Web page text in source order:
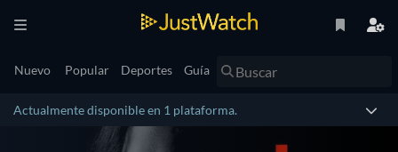
Nuevo Popular Deportes Guía
Actualmente disponible en 1 plataforma.